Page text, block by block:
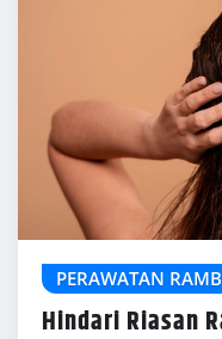
PERAWATAN
Hindari Riasan